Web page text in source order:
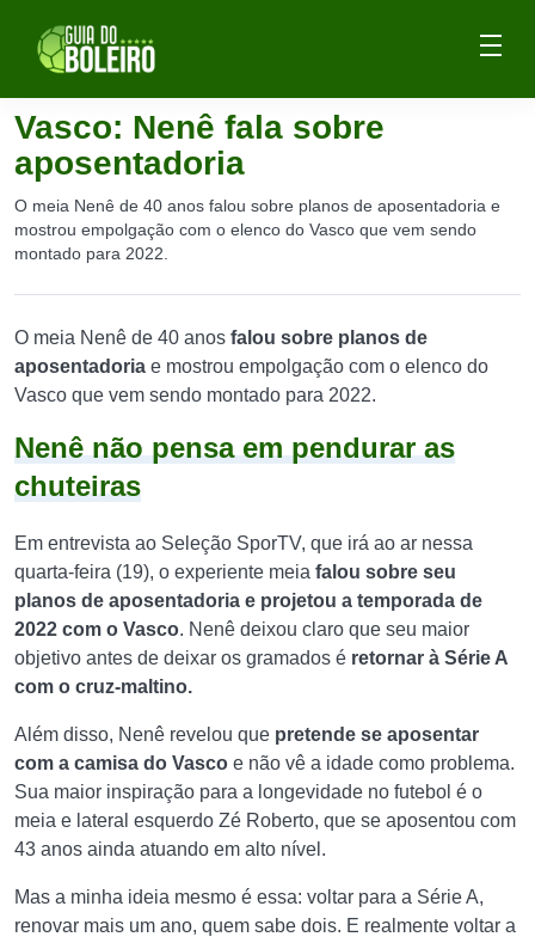
Vasco: Nenê fala sobre
aposentadoria
O meia Nenê de 40 anos falou sobre planos de aposentadoria e
mostrou empolgação com o elenco do Vasco que vem sendo
montado para 2022.
O meia Nenê de 40 anos falou sobre planos de
aposentadoria e mostrou empolgação com o elenco do
Vasco que vem sendo montado para 2022.
Nenê não pensa em pendurar as
chuteiras
Em entrevista ao Seleção SporTV, que irá ao ar nessa
quarta-feira (19), o experiente meia falou sobre seu
planos de aposentadoria e projetou a temporada de
2022 com o Vasco. Nenê deixou claro que seu maior
objetivo antes de deixar os gramados é retornar à Série A
com o cruz-maltino.
Além disso, Nenê revelou que pretende se aposentar
com a camisa do Vasco e não vê a idade como problema.
Sua maior inspiração para a longevidade no futebol é o
meia e lateral esquerdo Zé Roberto, que se aposentou com
43 anos ainda atuando em alto nível.
Mas a minha ideia mesmo é essa: voltar para a Série A,
renovar mais um ano, quem sabe dois. E realmente voltar a